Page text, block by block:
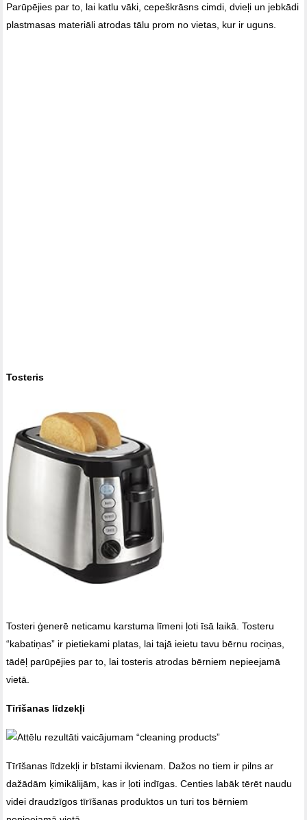
Parūpējies par to, lai katlu vāki, cepeškrāsns cimdi, dvieļi un jebkādi
plastmasas materiāli atrodas tālu prom no vietas, kur ir uguns.
Tosteris
Tosteri ģenerē neticamu karstuma līmeni ļoti īsā laikā. Tosteru
“kabatiņas” ir pietiekami platas, lai tajā ieietu tavu bērnu rociņas,
tādēļ parūpējies par to, lai tosteris atrodas bērniem nepieejamā
vietā.
Tīrīšanas līdzekļi
Tīrīšanas līdzekļi ir bīstami ikvienam. Dažos no tiem ir pilns ar
dažādām ķimikālijām, kas ir ļoti indīgas. Centies labāk tērēt naudu
videi draudzīgos tīrīšanas produktos un turi tos bērniem